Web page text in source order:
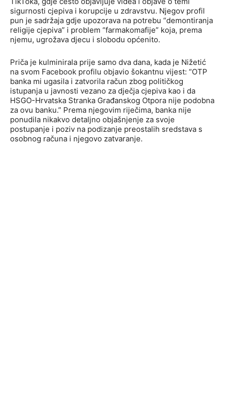
sigurnosti cjepiva i korupcije u zdravstvu. Njegov profil
pun je sadržaja gdje upozorava na potrebu “demontiranja
religije cjepiva” i problem “farmakomafije” koja, prema
njemu, ugrožava djecu i slobodu općenito.
Priča je kulminirala prije samo dva dana, kada je Nižetić
na svom Facebook profilu objavio šokantnu vijest: “OTP
banka mi ugasila i zatvorila račun zbog političkog
istupanja u javnosti vezano za dječja cjepiva kao i da
HSGO-Hrvatska Stranka Građanskog Otpora nije podobna
za ovu banku.” Prema njegovim riječima, banka nije
ponudila nikakvo detaljno objašnjenje za svoje
postupanje i poziv na podizanje preostalih sredstava s
osobnog računa i njegovo zatvaranje.